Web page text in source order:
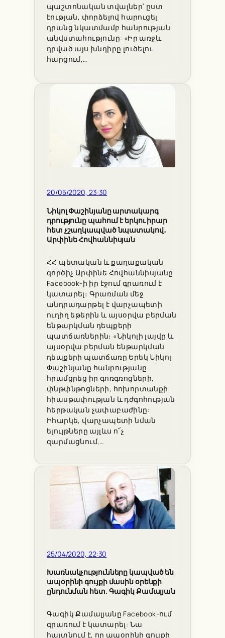
պաշտոնական տվալներ՝ ըստ
էության, փորձելով հարուցել
դրանց նկատմամբ հանրության
անվստահությունը: «Իր առջև
դրված այս խնդիրը լուծելու
հարցում,…
20/05/2020, 23:30
Նիկոլ Փաշինյանը արտակարգ
դրությունը պահում է երկու իրար
հետ չշաղկապված նպատակով․
Արփինե Հովհաննիսյան
ՀՀ պետական և քաղաքական
գործիչ Արփինե Հովհաննիսյանը
Facebook-ի իր էջում գրառում է
կատարել։ Գրառման մեջ
անդրադարթել է վարչապետի
ուղիղ եթերին և այսօրվա բերման
ենթարկման դեպքերի
պատճառներին։ «Նիկոլի լայվը և
այսօրվա բերման ենթարկման
դեպքերի պատճառը Երեկ Նիկոլ
Փաշինյանը հանրությանը
հրամցրեց իր գոռգռոցների,
փնթփնթոցների, հոխորտանքի,
հիասթափության և դժգոհության
հերթական չափաբաժինը:
Իհարկե, վարչապետի նման
ելույթները այլևս ո՜չ
զարմացնում,…
25/04/2020, 22:30
Խառնակչությունները կապված են
ապօրինի գույքի մասին օրենքի
ընդունման հետ. Գագիկ Քամալյան
Գագիկ Քամալյանը Facebook-ում
գրառում է կատարել: Նա
հայտնում է, որ ապօրինի գույքի